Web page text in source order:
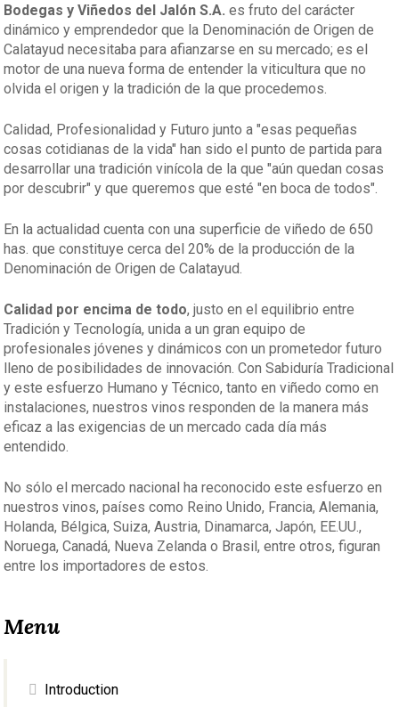
Bodegas y Viñedos del Jalón S.A. es fruto del carácter
dinámico y emprendedor que la Denominación de Origen de
Calatayud necesitaba para afianzarse en su mercado; es el
motor de una nueva forma de entender la viticultura que no
olvida el origen y la tradición de la que procedemos.
Calidad, Profesionalidad y Futuro junto a "esas pequeñas
cosas cotidianas de la vida" han sido el punto de partida para
desarrollar una tradición vinícola de la que "aún quedan cosas
por descubrir" y que queremos que esté "en boca de todos".
En la actualidad cuenta con una superficie de viñedo de 650
has. que constituye cerca del 20% de la producción de la
Denominación de Origen de Calatayud.
Calidad por encima de todo, justo en el equilibrio entre
Tradición y Tecnología, unida a un gran equipo de
profesionales jóvenes y dinámicos con un prometedor futuro
lleno de posibilidades de innovación. Con Sabiduría Tradicional
y este esfuerzo Humano y Técnico, tanto en viñedo como en
instalaciones, nuestros vinos responden de la manera más
eficaz a las exigencias de un mercado cada día más
entendido.
No sólo el mercado nacional ha reconocido este esfuerzo en
nuestros vinos, países como Reino Unido, Francia, Alemania,
Holanda, Bélgica, Suiza, Austria, Dinamarca, Japón, EE.UU.,
Noruega, Canadá, Nueva Zelanda o Brasil, entre otros, figuran
entre los importadores de estos.
Menu
Introduction